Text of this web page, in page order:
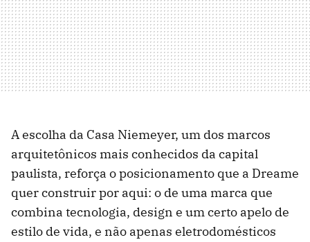
A escolha da Casa Niemeyer, um dos marcos
arquitetônicos mais conhecidos da capital
paulista, reforça o posicionamento que a Dreame
quer construir por aqui: o de uma marca que
combina tecnologia, design e um certo apelo de
estilo de vida, e não apenas eletrodomésticos